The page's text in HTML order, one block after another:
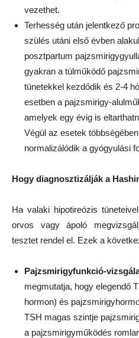
vezethet.
Terhesség után jelentkező
szülés utáni első évben
posztpartum
gyakran a túlműködő
tünetekkel kezdődik és 2-4
esetben a pajzsmirigy-
amelyek egy évig is
Végül az esetek
normalizálódik a gyógyulási
Hogy diagnosztizálják a
Ha valaki hipotireózis
orvos vagy ápoló
tesztet rendel el. Ezek a
Pajzsmirigyfunkció-
megmutatja, hogy elegendő
hormon) és
TSH magas szintje
a pajzsmirigyműködés